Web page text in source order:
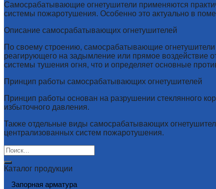
Самосрабатывающие огнетушители применяются
системы пожаротушения. Особенно это актуально в
Описание самосрабатывающих огнетушителей
По своему строению, самосрабатывающие
реагирующего на задымление или прямое воздействие
системы тушения огня, что и определяет основные
Принцип работы самосрабатывающих огнетушителей
Принцип работы основан на разрушении стеклянного
избыточного давления.
Также отдельные виды самосрабатывающих
централизованных систем пожаротушения.
Каталог продукции
Запорная арматура